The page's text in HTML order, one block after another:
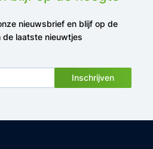
nieuwsbrief en blijf op de
de laatste nieuwtjes
Inschrijven